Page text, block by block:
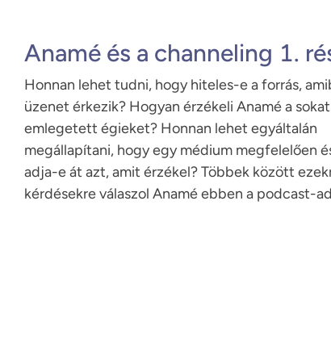
Anamé és a channeling 1.
Honnan lehet tudni, hogy hiteles-e a forrás,
üzenet érkezik? Hogyan érzékeli Anamé a sokat
emlegetett égieket? Honnan lehet egyáltalán
megállapítani, hogy egy médium megfelelően
adja-e át azt, amit érzékel? Többek között
kérdésekre válaszol Anamé ebben a podcast-